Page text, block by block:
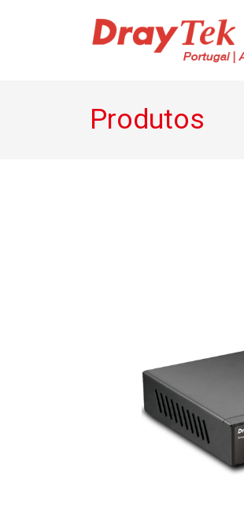
Navegação principal
Produtos